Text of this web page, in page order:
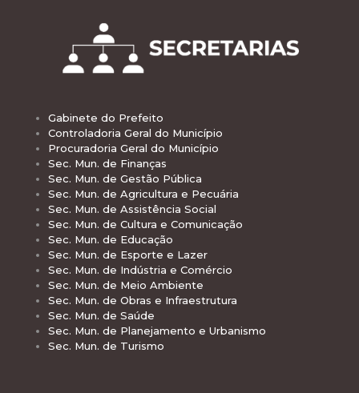
Gabinete do Prefeito
Controladoria Geral do Município
Procuradoria Geral do Município
Sec. Mun. de Finanças
Sec. Mun. de Gestão Pública
Sec. Mun. de Agricultura e Pecuária
Sec. Mun. de Assistência Social
Sec. Mun. de Cultura e Comunicação
Sec. Mun. de Educação
Sec. Mun. de Esporte e Lazer
Sec. Mun. de Indústria e Comércio
Sec. Mun. de Meio Ambiente
Sec. Mun. de Obras e Infraestrutura
Sec. Mun. de Saúde
Sec. Mun. de Planejamento e Urbanismo
Sec. Mun. de Turismo